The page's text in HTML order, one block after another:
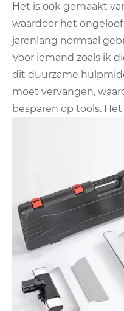
Het is ook gemaakt
waardoor het
jarenlang normaal
Voor iemand zoals ik
dit duurzame
moet vervangen,
besparen op tools.